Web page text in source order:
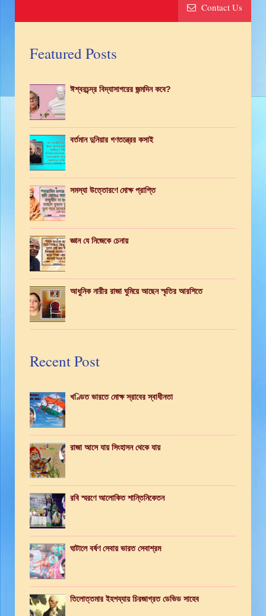
Contact Us
Featured Posts
ঈশ্বরচন্দ্র বিদ্যাসাগরের জন্মদিন কবে?
বর্তমান দুনিয়ার গণতন্ত্রের কসাই
সমস্যা উত্তোরণে মোক্ষ প্রাপ্তি
জ্ঞান যে নিজেকে চেনায়
আধুনিক নারীর রাজা ঘুমিয়ে আছেন স্মৃতির আরশিতে
Recent Post
খণ্ডিত ভারতে মোক্ষ স্রাবের স্বাধীনতা
রাজা আসে যায় সিংহাসন থেকে যায়
রবি স্মরণে আলোকিত শান্তিনিকেতন
ঘাটালে বর্ষণ সেবায় ভারত সেবাশ্রম
তিলোত্তমার ইহশয্যায় চিরজাগ্রত ডেভিড সাহেব